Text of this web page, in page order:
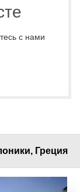
с нами
Греция